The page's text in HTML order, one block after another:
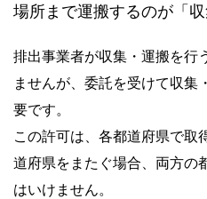
場所まで運搬するのが「収
排出事業者が収集・運搬を行
ませんが、委託を受けて収集
要です。
この許可は、各都道府県で取
道府県をまたぐ場合、両方の
はいけません。